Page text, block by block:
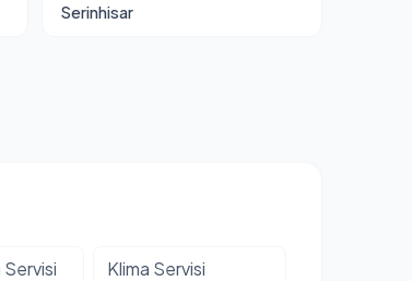
Serinhisar
Klima Servisi